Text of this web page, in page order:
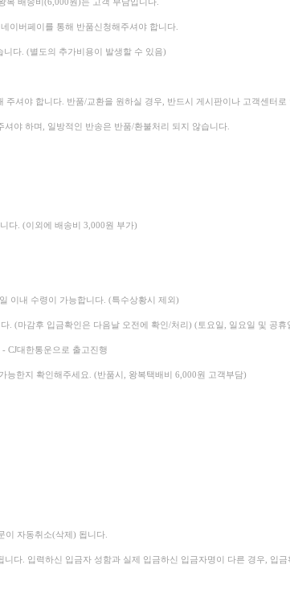
이버페이를 통해 반품신청해주셔야 합니다.
다. (별도의 추가비용이 발생할 수 있음)
주셔야 합니다. 반품/교환을 원하실 경우, 반드시 게시판이나 고객센터
야 하며, 일방적인 반송은 반품/환불처리 되지 않습니다.
다. (이외에 배송비 3,000원 부가)
이내 수령이 가능합니다. (특수상황시 제외)
. (마감후 입금확인은 다음날 오전에 확인/처리) (토요일, 일요일 및 공휴
CJ대한통운으로 출고진행
능한지 확인해주세요. (반품시, 왕복택배비 6,000원 고객부담)
이 자동취소(삭제) 됩니다.
니다. 입력하신 입금자 성함과 실제 입금하신 입금자명이 다른 경우, 입